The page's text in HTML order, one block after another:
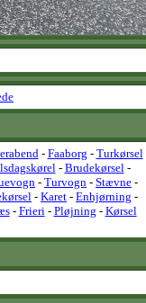
- Faaborg - Turkørsel
- Brudekørsel-
- Turvogn - Stævne -
- Karet - Enhjørning -
- Frieri- Pløjning - Kørsel